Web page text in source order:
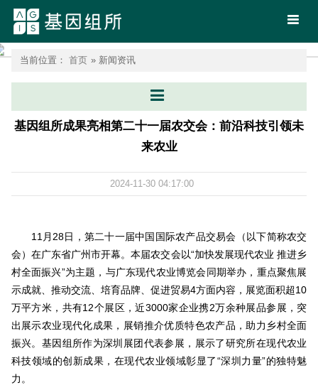
当前位置： 首页 » 新闻资讯
基因组所成果亮相第二十一届农交会：前沿科技引领未
来农业
2024-11-30 04:17:00
11月28日，第二十一届中国国际农产品交易会（以下简称农交
会）在广东省广州市开幕。本届农交会以“加快发展现代农业 推进乡
村全面振兴”为主题，与广东现代农业博览会同期举办，重点聚焦展
示成就、推动交流、培育品牌、促进贸易4方面内容，展览面积超10
万平方米，共有12个展区，近3000家企业携2万余种展品参展，突
出展示农业现代化成果，展销推介优质特色农产品，助力乡村全面
振兴。基因组所作为深圳展团代表参展，展示了研究所在现代农业
科技领域的创新成果，在现代农业领域彰显了“深圳力量”的独特魅
力。